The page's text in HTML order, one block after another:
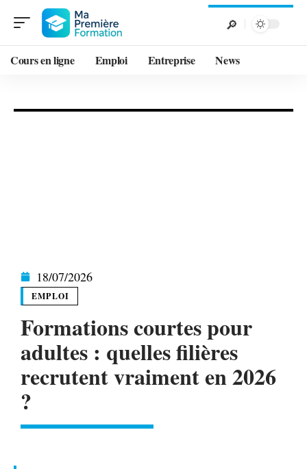
Cours en ligne Emploi Entreprise News
18/07/2026
EMPLOI
Formations courtes pour
adultes : quelles filières
recrutent vraiment en 2026
?